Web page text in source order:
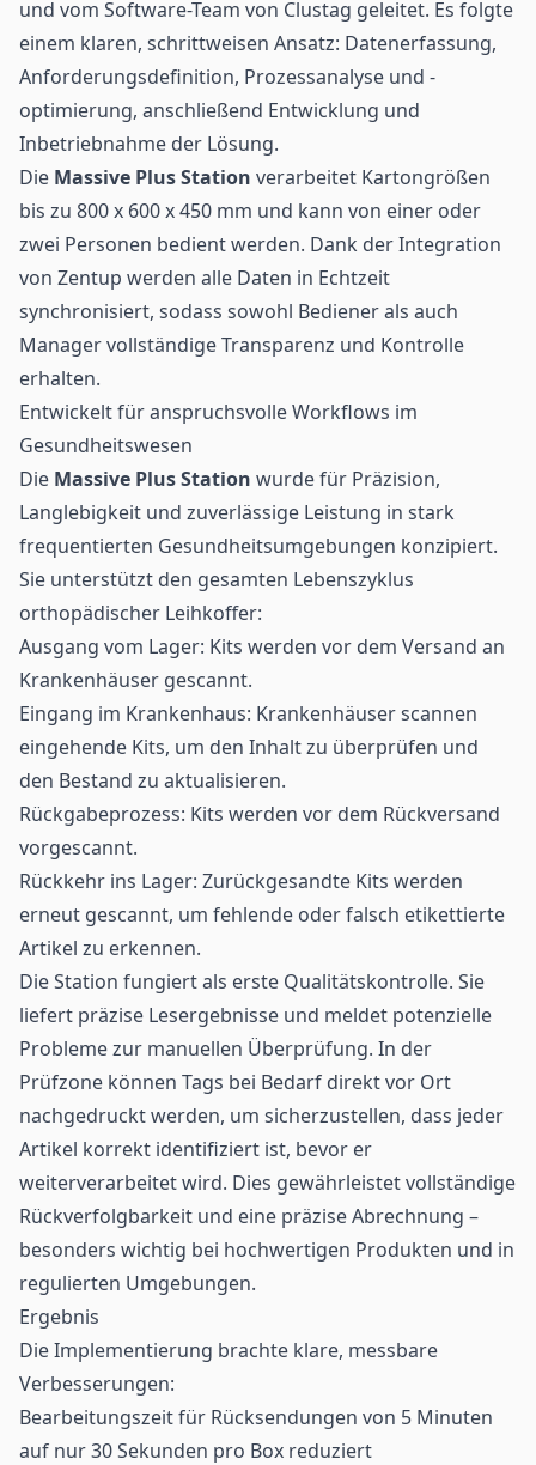
und vom Software-Team von Clustag geleitet. Es folgte
einem klaren, schrittweisen Ansatz: Datenerfassung,
Anforderungsdefinition, Prozessanalyse und -
optimierung, anschließend Entwicklung und
Inbetriebnahme der Lösung.
Die Massive Plus Station verarbeitet Kartongrößen
bis zu 800 x 600 x 450 mm und kann von einer oder
zwei Personen bedient werden. Dank der Integration
von Zentup werden alle Daten in Echtzeit
synchronisiert, sodass sowohl Bediener als auch
Manager vollständige Transparenz und Kontrolle
erhalten.
Entwickelt für anspruchsvolle Workflows im
Gesundheitswesen
Die Massive Plus Station wurde für Präzision,
Langlebigkeit und zuverlässige Leistung in stark
frequentierten Gesundheitsumgebungen konzipiert.
Sie unterstützt den gesamten Lebenszyklus
orthopädischer Leihkoffer:
Ausgang vom Lager: Kits werden vor dem Versand an
Krankenhäuser gescannt.
Eingang im Krankenhaus: Krankenhäuser scannen
eingehende Kits, um den Inhalt zu überprüfen und
den Bestand zu aktualisieren.
Rückgabeprozess: Kits werden vor dem Rückversand
vorgescannt.
Rückkehr ins Lager: Zurückgesandte Kits werden
erneut gescannt, um fehlende oder falsch etikettierte
Artikel zu erkennen.
Die Station fungiert als erste Qualitätskontrolle. Sie
liefert präzise Lesergebnisse und meldet potenzielle
Probleme zur manuellen Überprüfung. In der
Prüfzone können Tags bei Bedarf direkt vor Ort
nachgedruckt werden, um sicherzustellen, dass jeder
Artikel korrekt identifiziert ist, bevor er
weiterverarbeitet wird. Dies gewährleistet vollständige
Rückverfolgbarkeit und eine präzise Abrechnung –
besonders wichtig bei hochwertigen Produkten und in
regulierten Umgebungen.
Ergebnis
Die Implementierung brachte klare, messbare
Verbesserungen:
Bearbeitungszeit für Rücksendungen von 5 Minuten
auf nur 30 Sekunden pro Box reduziert